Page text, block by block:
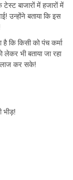
बाजारों में हजारों में
उन्होंने बताया कि इस
है कि किसी को पंच कर्मा
भी बताया जा रहा
कर सके!
भीड़!